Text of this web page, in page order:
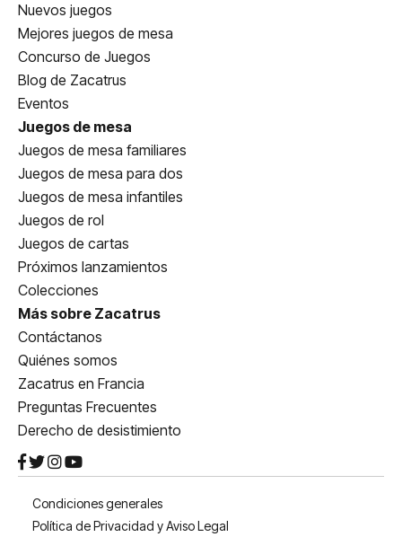
Nuevos juegos
Mejores juegos de mesa
Concurso de Juegos
Blog de Zacatrus
Eventos
Juegos de mesa
Juegos de mesa familiares
Juegos de mesa para dos
Juegos de mesa infantiles
Juegos de rol
Juegos de cartas
Próximos lanzamientos
Colecciones
Más sobre Zacatrus
Contáctanos
Quiénes somos
Zacatrus en Francia
Preguntas Frecuentes
Derecho de desistimiento
Condiciones generales
Política de Privacidad y Aviso Legal